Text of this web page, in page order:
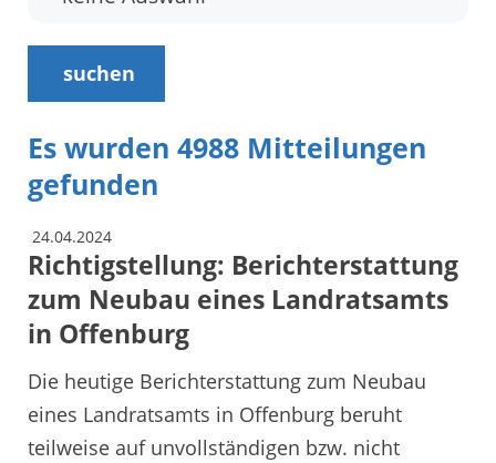
suchen
Es wurden 4988 Mitteilungen
gefunden
24.04.2024
Richtigstellung: Berichterstattung
zum Neubau eines Landratsamts
in Offenburg
Die heutige Berichterstattung zum Neubau
eines Landratsamts in Offenburg beruht
teilweise auf unvollständigen bzw. nicht